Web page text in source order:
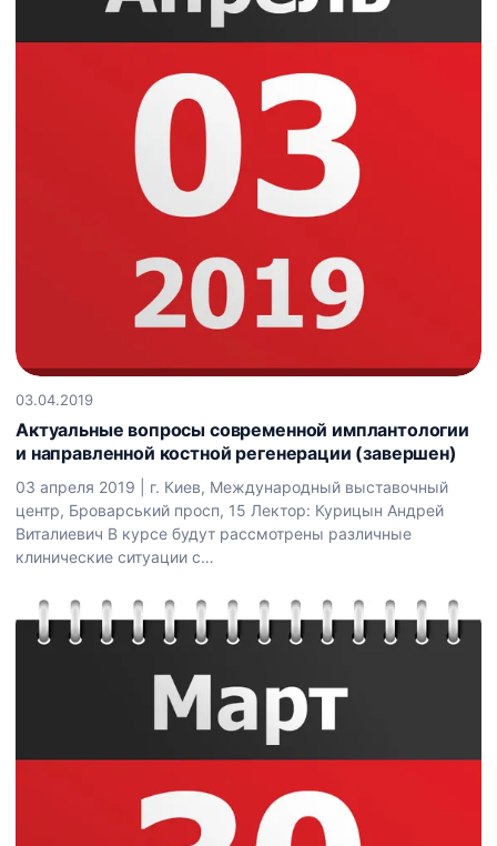
03.04.2019
Актуальные вопросы современной имплантологии
и направленной костной регенерации (завершен)
03 апреля 2019 | г. Киев, Международный выставочный
центр, Броварський просп, 15 Лектор: Курицын Андрей
Виталиевич В курсе будут рассмотрены различные
клинические ситуации с…